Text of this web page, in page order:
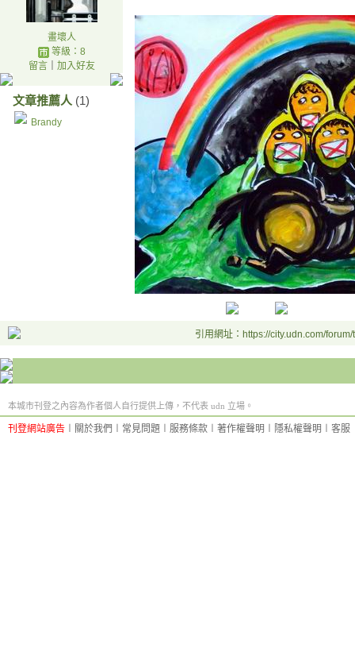
畫壞人
等級：8
留言｜ 加入好友
文章推薦人 (1)
Brandy
引用網址：https://city.udn.com/
本城市刊登之內容為作者個人自行提供上傳，不代表 udn 立場。
刊登網站廣告 關於我們 常見問題 服務條款 著作權聲明 隱私權聲明 客服